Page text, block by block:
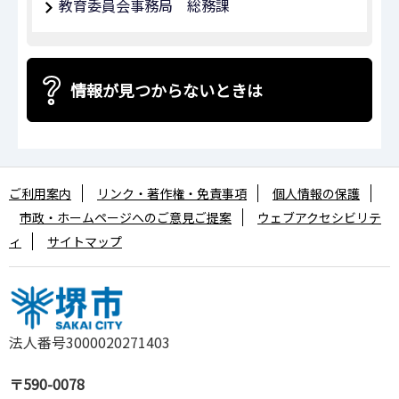
教育委員会事務局 総務課
情報が見つからないときは
法人番号3000020271403
〒590-0078
ご利用案内 リンク・著作権・免責事項
個人情報の保護
市政・ホームページへのご意見ご提案
ウェブアクセシビリテ
ィ
サイトマップ